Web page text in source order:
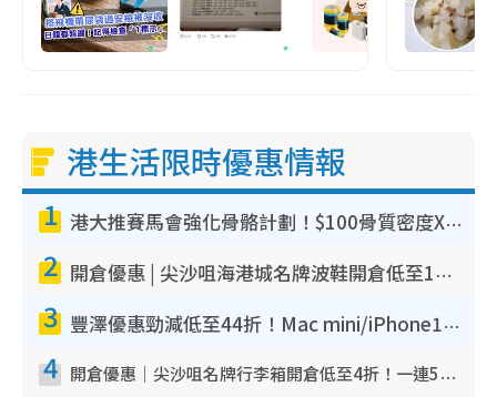
港生活限時優惠情報
1 港大推賽馬會強化骨骼計劃！$100骨質密度X光檢查 完成免費運動訓練送超市禮券！附參加資格
2 開倉優惠 | 尖沙咀海港城名牌波鞋開倉低至1折！On鞋$899起／Joy&Peace鞋履$98起
3 豐澤優惠勁減低至44折！Mac mini/iPhone17Pro大減價！廚房家電$220起
4 開倉優惠｜尖沙咀名牌行李箱開倉低至4折！一連5日 American Tourister/ace./Hallmark $200起！